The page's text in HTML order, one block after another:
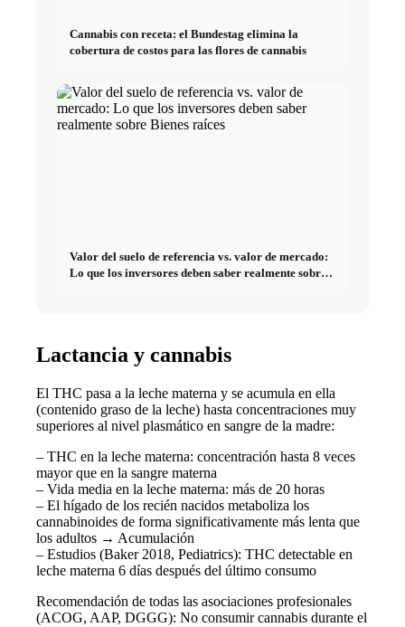
Cannabis con receta: el Bundestag elimina la
cobertura de costos para las flores de cannabis
Valor del suelo de referencia vs. valor de mercado:
Lo que los inversores deben saber realmente sobre
Lactancia y cannabis
El THC pasa a la leche materna y se acumula en ella
(contenido graso de la leche) hasta concentraciones muy
superiores al nivel plasmático en sangre de la madre:
– THC en la leche materna: concentración hasta 8 veces
mayor que en la sangre materna
– Vida media en la leche materna: más de 20 horas
– El hígado de los recién nacidos metaboliza los
cannabinoides de forma significativamente más lenta que
los adultos → Acumulación
– Estudios (Baker 2018, Pediatrics): THC detectable en
leche materna 6 días después del último consumo
Recomendación de todas las asociaciones profesionales
(ACOG, AAP, DGGG): No consumir cannabis durante el